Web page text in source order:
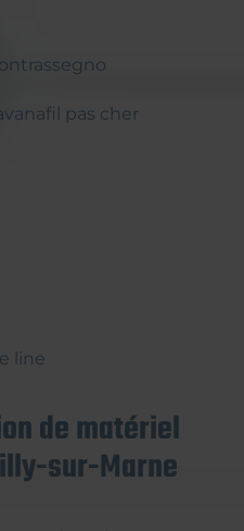
pas cher
line
de matériel
sur-Marne